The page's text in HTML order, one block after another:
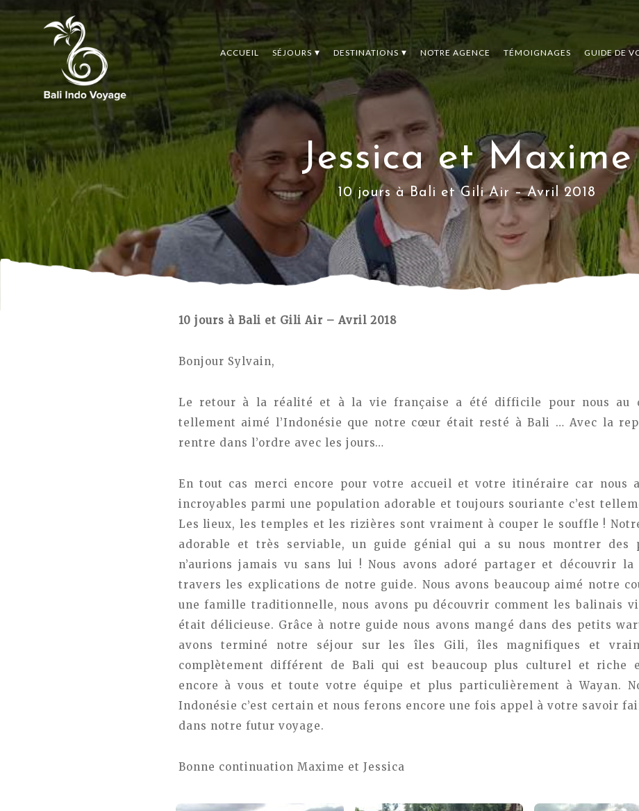
ACCUEIL SÉJOURS DESTINATIONS NOTRE AGENCE TÉMOIGNAGES GUIDE DE
Jessica et Maxime
10 jours à Bali et Gili Air – Avril 2018
10 jours à Bali et Gili Air – Avril 2018
Bonjour Sylvain,
Le retour à la réalité et à la vie française a été difficile pour nous au
tellement aimé l’Indonésie que notre cœur était resté à Bali … Avec la
rentre dans l’ordre avec les jours…
En tout cas merci encore pour votre accueil et votre itinéraire car nous
incroyables parmi une population adorable et toujours souriante c’est
Les lieux, les temples et les rizières sont vraiment à couper le souffle !
adorable et très serviable, un guide génial qui a su nous montrer des
n’aurions jamais vu sans lui ! Nous avons adoré partager et découvrir
travers les explications de notre guide. Nous avons beaucoup aimé notre
une famille traditionnelle, nous avons pu découvrir comment les balinais
était délicieuse. Grâce à notre guide nous avons mangé dans des petits
avons terminé notre séjour sur les îles Gili, îles magnifiques et
complètement différent de Bali qui est beaucoup plus culturel et riche
encore à vous et toute votre équipe et plus particulièrement à Wayan.
Indonésie c’est certain et nous ferons encore une fois appel à votre savoir
dans notre futur voyage.
Bonne continuation Maxime et Jessica